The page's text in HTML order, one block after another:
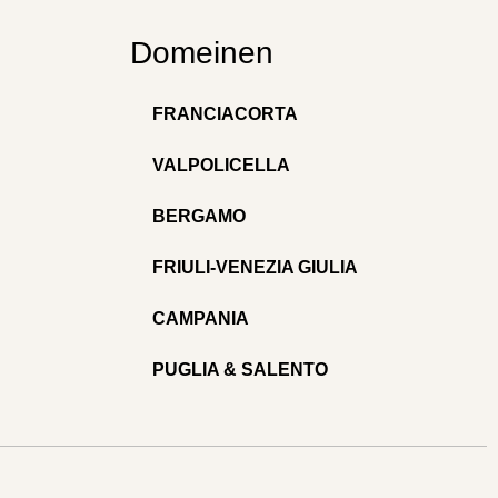
Domeinen
FRANCIACORTA
VALPOLICELLA
BERGAMO
FRIULI-VENEZIA GIULIA
CAMPANIA
PUGLIA & SALENTO